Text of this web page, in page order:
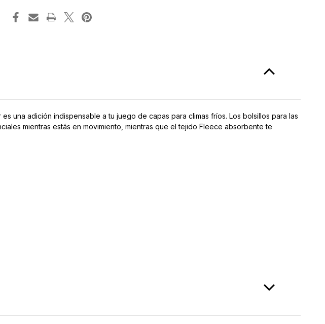
una adición indispensable a tu juego de capas para climas fríos. Los bolsillos para las
mientras estás en movimiento, mientras que el tejido Fleece absorbente te